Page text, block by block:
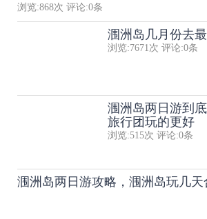
浏览:868次 评论:0条
涠洲岛几月份去
浏览:7671次 评论:0条
涠洲岛两日游到
旅行团玩的更好
浏览:515次 评论:0条
涠洲岛两日游攻略，涠洲岛玩几天